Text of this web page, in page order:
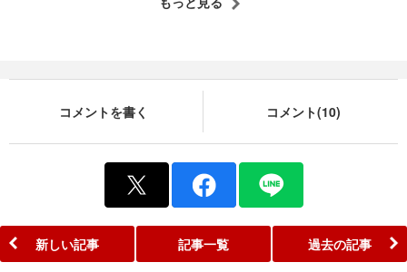
コメントを書く コメント(10)
新しい記事 記事一覧 過去の記事